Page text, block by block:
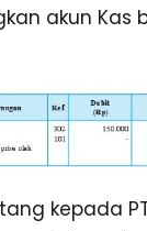
akun
kepada